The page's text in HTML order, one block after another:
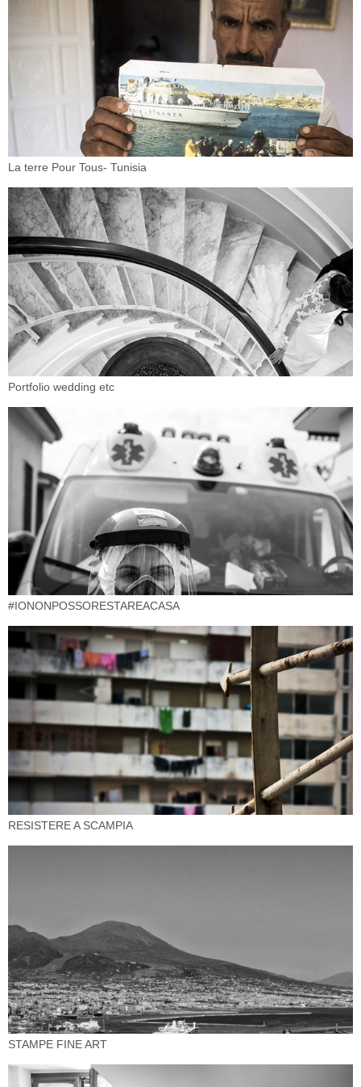
La terre Pour Tous- Tunisia
Portfolio wedding etc
#IONONPOSSORESTAREACASA
RESISTERE A SCAMPIA
STAMPE FINE ART